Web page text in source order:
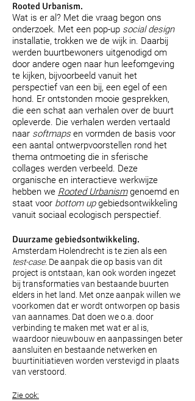
Rooted Urbanism.
Wat is er al? Met die vraag begon ons
onderzoek. Met een pop-up social design
installatie, trokken we de wijk in. Daarbij
werden buurtbewoners uitgenodigd om
door andere ogen naar hun leefomgeving
te kijken, bijvoorbeeld vanuit het
perspectief van een bij, een egel of een
hond. Er ontstonden mooie gesprekken,
die een schat aan verhalen over de buurt
opleverde. Die verhalen werden vertaald
naar softmapsen vormden de basis voor
een aantal ontwerpvoorstellen rond het
thema ontmoeting die in sferische
collages werden verbeeld. Deze
organische en interactieve werkwijze
hebben we Rooted Urbanism genoemd en
staat voor bottom upgebiedsontwikkeling
vanuit sociaal ecologisch perspectief.
Duurzame gebiedsontwikkeling.
Amsterdam Holendrecht is te zien als een
test-case. De aanpak die op basis van dit
project is ontstaan, kan ook worden ingezet
bij transformaties van bestaande buurten
elders in het land. Met onze aanpak willen we
voorkomen dat er wordt ontworpen op basis
van aannames. Dat doen we o.a. door
verbinding te maken met wat er al is,
waardoor nieuwbouw en aanpassingen beter
aansluiten en bestaande netwerken en
buurtinitiatieven worden verstevigd in plaats
van verstoord.
Zie ook: